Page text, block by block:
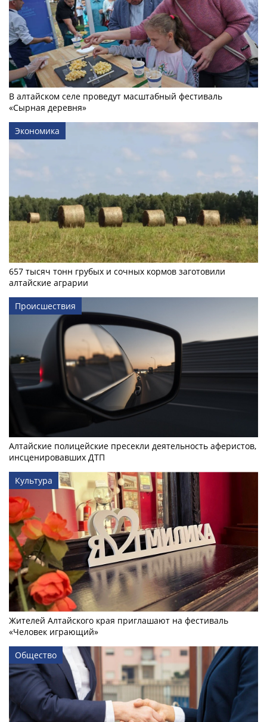
В алтайском селе проведут масштабный фестиваль
«Сырная деревня»
Экономика
657 тысяч тонн грубых и сочных кормов заготовили
алтайские аграрии
Происшествия
Алтайские полицейские пресекли деятельность аферистов,
инсценировавших ДТП
Культура
Жителей Алтайского края приглашают на фестиваль
«Человек играющий»
Общество